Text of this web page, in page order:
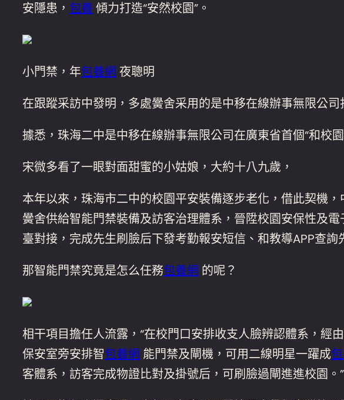
安隱患， 包養 傾力打造“安然校園”。
小門禁，年包養網 夜聰明
在跟蹤采訪中發明，多處黌舍采用的是中移在線辦事無限公
據悉，珠海二中是中移在線辦事無限公司在廣東省首個“和校
宋微多看了一眼對面甜蜜的小姑娘，大約十八九歲，
本年以來，珠海市二中的校園平安裝備逐步老化，借此契機
黌舍供給智能門禁裝備及訪客治理體系，晉陞校園安保性及
臺對接，完成先生刷臉后下發考勤報安短信、和教導APP查詢
那智能門禁究竟是怎么任務包養網 的呢？
相干項目擔任人流露，“在校門口安排收支人臉辨認體系，經
保安室旁安排智包養網 能門禁及閘機，可用二線明星一躍成
客體系，訪客完成物證比對及掛號后，可刷臉過閘進進校園。”